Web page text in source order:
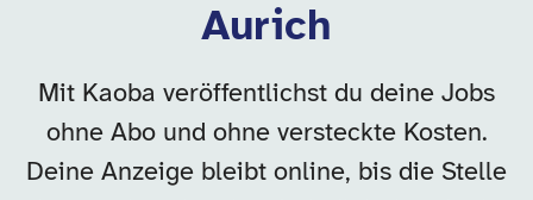
Aurich
Mit Kaoba veröffentlichst du deine Jobs
ohne Abo und ohne versteckte Kosten.
Deine Anzeige bleibt online, bis die Stelle